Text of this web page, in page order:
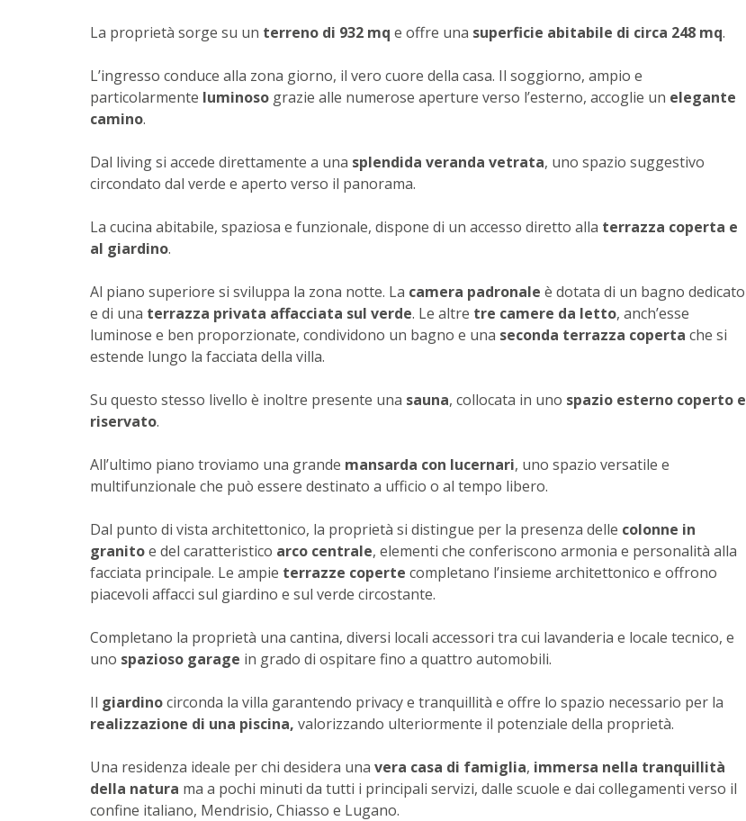
La proprietà sorge su un terreno di 932 mq e offre una superficie abitabile di circa 248 mq.
L’ingresso conduce alla zona giorno, il vero cuore della casa. Il soggiorno, ampio e
particolarmente luminoso grazie alle numerose aperture verso l’esterno, accoglie un elegante
camino.
Dal living si accede direttamente a una splendida veranda vetrata, uno spazio suggestivo
circondato dal verde e aperto verso il panorama.
La cucina abitabile, spaziosa e funzionale, dispone di un accesso diretto alla terrazza coperta e
al giardino.
Al piano superiore si sviluppa la zona notte. La camera padronale è dotata di un bagno dedicato
e di una terrazza privata affacciata sul verde. Le altre tre camere da letto, anch’esse
luminose e ben proporzionate, condividono un bagno e una seconda terrazza coperta che si
estende lungo la facciata della villa.
Su questo stesso livello è inoltre presente una sauna, collocata in uno spazio esterno coperto e
riservato.
All’ultimo piano troviamo una grande mansarda con lucernari, uno spazio versatile e
multifunzionale che può essere destinato a ufficio o al tempo libero.
Dal punto di vista architettonico, la proprietà si distingue per la presenza delle colonne in
granitoe del caratteristico arco centrale, elementi che conferiscono armonia e personalità alla
facciata principale. Le ampie terrazze coperte completano l’insieme architettonico e offrono
piacevoli affacci sul giardino e sul verde circostante.
Completano la proprietà una cantina, diversi locali accessori tra cui lavanderia e locale tecnico, e
uno spazioso garage in grado di ospitare fino a quattro automobili.
Il giardinocirconda la villa garantendo privacy e tranquillità e offre lo spazio necessario per la
realizzazione di una piscina, valorizzando ulteriormente il potenziale della proprietà.
Una residenza ideale per chi desidera una vera casa di famiglia, immersa nella tranquillità
della natura ma a pochi minuti da tutti i principali servizi, dalle scuole e dai collegamenti verso il
confine italiano, Mendrisio, Chiasso e Lugano.